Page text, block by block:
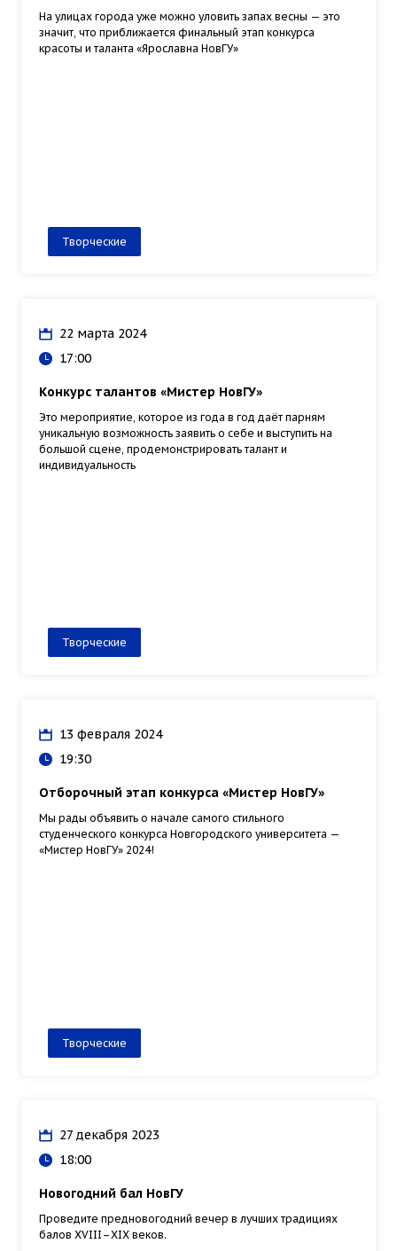
На улицах города уже можно уловить запах весны — это
значит, что приближается финальный этап конкурса
красоты и таланта «Ярославна НовГУ»
Творческие
22 марта 2024
17:00
Конкурс талантов «Мистер НовГУ»
Это мероприятие, которое из года в год даёт парням
уникальную возможность заявить о себе и выступить на
большой сцене, продемонстрировать талант и
индивидуальность
Творческие
13 февраля 2024
19:30
Отборочный этап конкурса «Мистер НовГУ»
Мы рады объявить о начале самого стильного
студенческого конкурса Новгородского университета —
«Мистер НовГУ» 2024!
Творческие
27 декабря 2023
18:00
Новогодний бал НовГУ
Проведите предновогодний вечер в лучших традициях
балов XVIII–XIX веков.